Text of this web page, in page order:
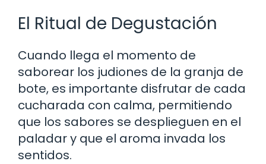
El Ritual de Degustación
Cuando llega el momento de
saborear los judiones de la granja de
bote, es importante disfrutar de cada
cucharada con calma, permitiendo
que los sabores se desplieguen en el
paladar y que el aroma invada los
sentidos.